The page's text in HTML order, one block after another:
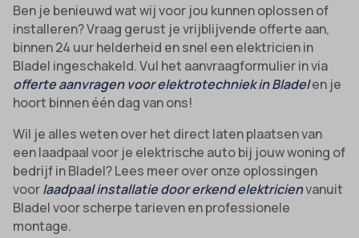
Ben je benieuwd wat wij voor jou kunnen oplossen of
installeren? Vraag gerust je vrijblijvende offerte aan,
binnen 24 uur helderheid en snel een elektricien in
Bladel ingeschakeld. Vul het aanvraagformulier in via
offerte aanvragen voor elektrotechniek in Bladelen je
hoort binnen één dag van ons!
Wil je alles weten over het direct laten plaatsen van
een laadpaal voor je elektrische auto bij jouw woning of
bedrijf in Bladel? Lees meer over onze oplossingen
voorlaadpaal installatie door erkend elektricienvanuit
Bladel voor scherpe tarieven en professionele
montage.
CookieConsent
cookieconsent_status
cookielawinfo-checkbox-*
cookieyes-consent
et-pb-recent-items-colors
et-pb-recent-items-font_family
gdpr_consent
googtrans
_ketch_consent_v1_
_upscope__region
acris_cookie_acc
amp_*
av_tunnel
blocksy_cookies_consent_accepted
borlabs-cookie
cato_fw_inet